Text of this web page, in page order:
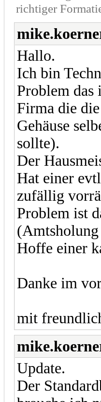
richtiger
Hallo.
Ich bin
Problem
Firma die
Gehäuse
sollte).
Der
Hat einer
zufällig
Problem ist
Hoffe einer
Danke im
mit
Update.
Der